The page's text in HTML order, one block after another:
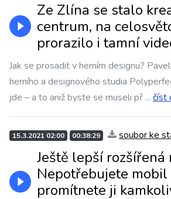
Ze Zlína se stalo
centrum, na
prorazilo i tamní
Jak se prosadit v herním designu?
herního a designového studia
jde – a to aniž byste se museli př ... číst
15.3.2021 02:00 00:38:29 soubor ke
Ještě lepší rozšířená
Nepotřebujete
promítnete ji